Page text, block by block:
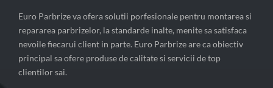
Euro Parbrize va ofera solutii porfesionale pentru montarea si
repararea parbrizelor, la standarde inalte, menite sa satisfaca
nevoile fiecarui client in parte. Euro Parbrize are ca obiectiv
principal sa ofere produse de calitate si servicii de top
clientilor sai.